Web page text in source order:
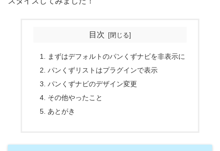
目次
まずはデフォルトのパンくずナビを非表示に
パンくずリストはプラグインで表示
パンくずナビのデザイン変更
その他やったこと
あとがき